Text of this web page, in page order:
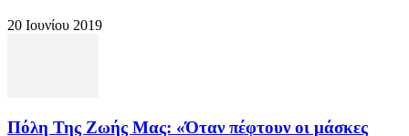
20 Ιουνίου 2019
Πόλη Της Ζωής Μας: «Όταν πέφτουν οι μάσκες